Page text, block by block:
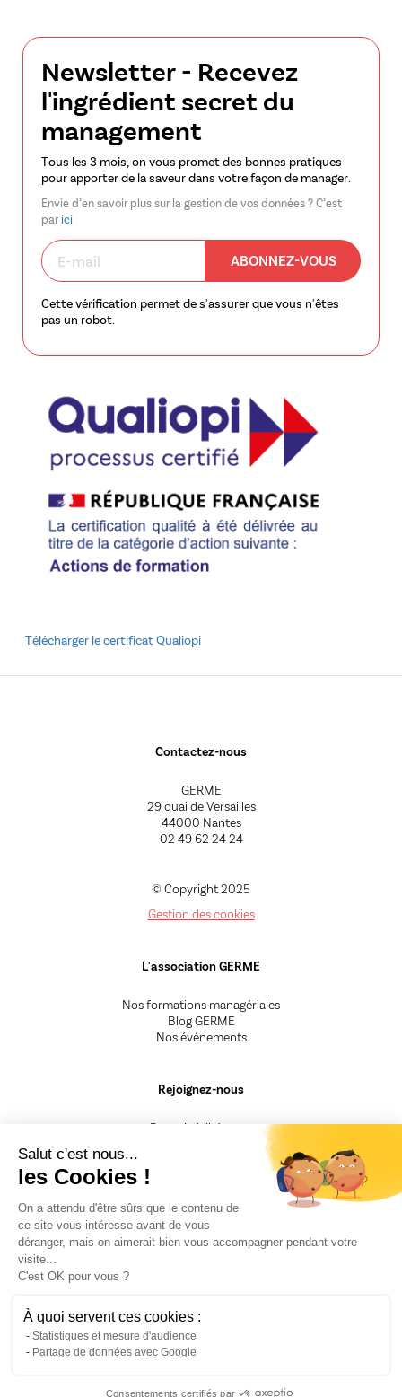
Salut c'est nous...
les Cookies !
On a attendu d'être sûrs que le contenu de
ce site vous intéresse avant de vous
déranger, mais on aimerait bien vous accompagner pendant votre
visite...
C'est OK pour vous ?
À quoi servent ces cookies :
Statistiques et mesure d'audience
Partage de données avec Google
Consentements certifiés par
Newsletter - Recevez
l'ingrédient secret du
management
Tous les 3 mois, on vous promet des bonnes pratiques
pour apporter de la saveur dans votre façon de manager.
Envie d’en savoir plus sur la gestion de vos données ? C’est
parici
Cette vérification permet de s'assurer que vous n'êtes
pas un robot.
ABONNEZ-VOUS
Télécharger le certificat Qualiopi
Contactez-nous
GERME
29 quai de Versailles
44000 Nantes
02 49 62 24 24
© Copyright 2025
Gestion des cookies
L'association GERME
Nos formations managériales
Blog GERME
Nos événements
Rejoignez-nous
Devenir Adhérent.e
Besoin d'un renseignement
CGV
Mentions légales
Fiche Presse
Recrutement